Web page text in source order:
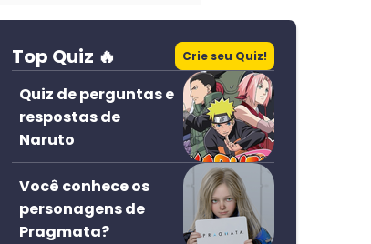
Top Quiz 🔥 Crie seu Quiz!
Quiz de perguntas e
respostas de
Naruto
Você conhece os
personagens de
Pragmata?